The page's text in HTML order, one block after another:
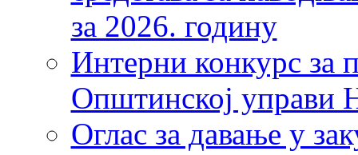
за 2026. годину
Интерни конкурс за
Општинској управи
Оглас за давање у